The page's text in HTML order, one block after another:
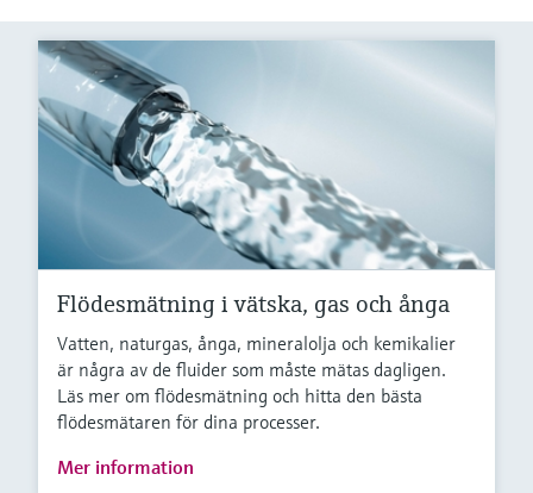
Flödesmätning i vätska, gas och ånga
Vatten, naturgas, ånga, mineralolja och kemikalier
är några av de fluider som måste mätas dagligen.
Läs mer om flödesmätning och hitta den bästa
flödesmätaren för dina processer.
Mer information